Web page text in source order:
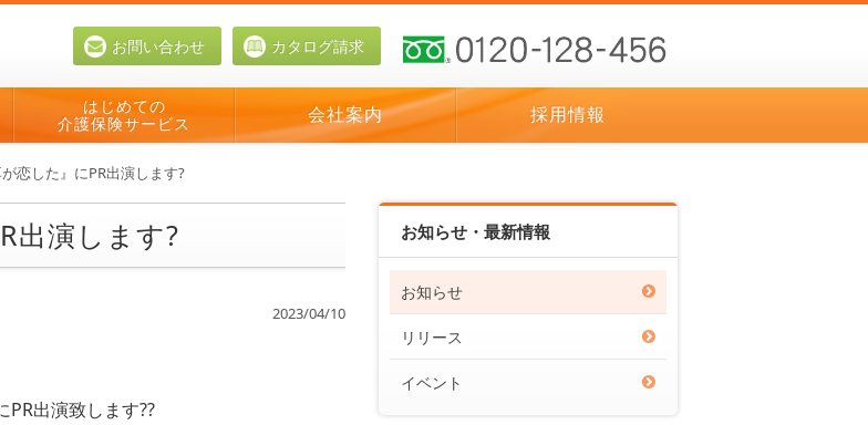
お問い合わせ カタログ請求
はじめての
介護保険サービス
会社案内 採用情報
恋した』にPR出演します?
出演します?
2023/04/10
PR出演致します??
お知らせ・最新情報
お知らせ
リリース
イベント